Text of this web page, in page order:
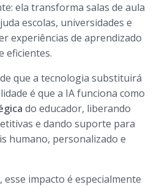
ela transforma salas de aula
escolas, universidades e
experiências de aprendizado
eficientes.
que a tecnologia substituirá
é que a IA funciona como
do educador, liberando
e dando suporte para
humano, personalizado e
impacto é especialmente